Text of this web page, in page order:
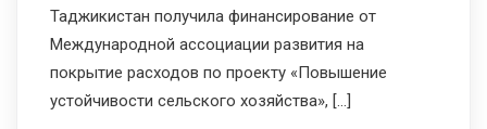
Таджикистан получила финансирование от
Международной ассоциации развития на
покрытие расходов по проекту «Повышение
устойчивости сельского хозяйства», […]